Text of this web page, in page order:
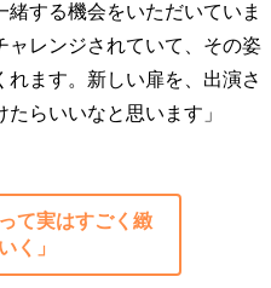
する機会をいただいていま
ャレンジされていて、その姿
ます。新しい扉を、出演さ
らいいなと思います」
て実はすごく緻
く」